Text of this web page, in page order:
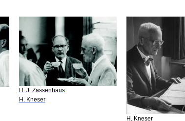
H. J. Zassenhaus
H. Kneser
H. Kneser